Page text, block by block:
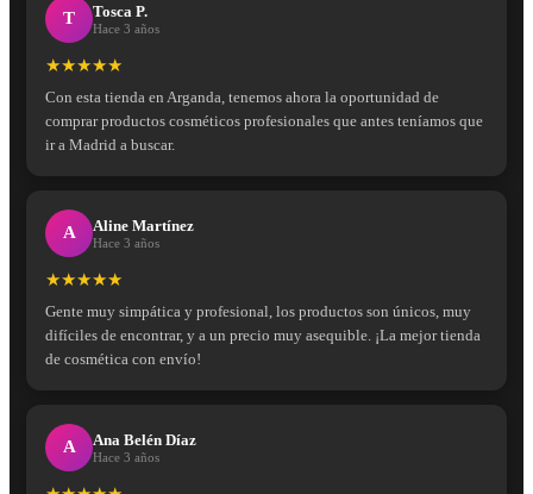
T Tosca P.
Hace 3 años
★★★★★
Con esta tienda en Arganda, tenemos ahora la oportunidad de
comprar productos cosméticos profesionales que antes teníamos que
ir a Madrid a buscar.
A Aline Martínez
Hace 3 años
★★★★★
Gente muy simpática y profesional, los productos son únicos, muy
difíciles de encontrar, y a un precio muy asequible. ¡La mejor tienda
de cosmética con envío!
A Ana Belén Díaz
Hace 3 años